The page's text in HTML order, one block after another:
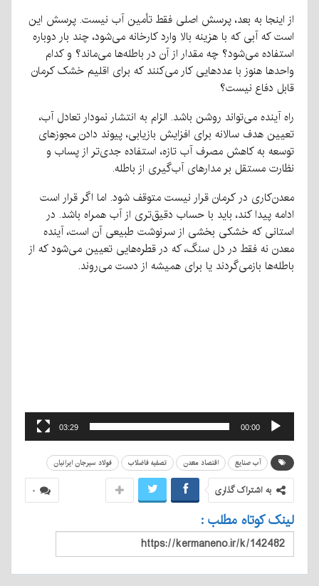
از اینجا به بعد، پرسش اصلی فقط تأمین آب نیست. پرسش این
است که آبی که با هزینه بالا وارد کارخانه می‌شود، چند بار دوباره
استفاده می‌شود؟ چه مقدار از آن در باطله‌ها می‌ماند؟ و کدام
واحدها هنوز با عددهایی کار می‌کنند که برای اقلیم خشک کرمان
قابل دفاع نیست؟
راه آینده می‌تواند روشن باشد. الزام به انتشار نمودار تعادل آب،
تعیین هدف سالانه برای افزایش بازیابی، پیوند دادن مجوزهای
توسعه به کاهش مصرف آب تازه، استفاده جدی‌تر از پساب و
نظارت مستقل بر مدارهای آب‌گیری از باطله.
معدن‌کاری در کرمان قرار نیست متوقف شود. اما اگر قرار است
ادامه پیدا کند، باید با حساب دقیق‌تری از آب همراه باشد. در
استانی که خشکی بخشی از سرنوشت طبیعی آن است، آینده
معدن نه فقط در دل سنگ، که در قطره‌هایی تعیین می‌شود که از
باطله‌ها بازمی‌گردند یا برای همیشه از دست می‌روند.
00:00
03:29
آب صنایع اقتصاد معدن تصفیه فاضلاب فولاد سیرجان ایرانیان
۰ به اشتراک گذاری
لینک کوتاه مطلب :